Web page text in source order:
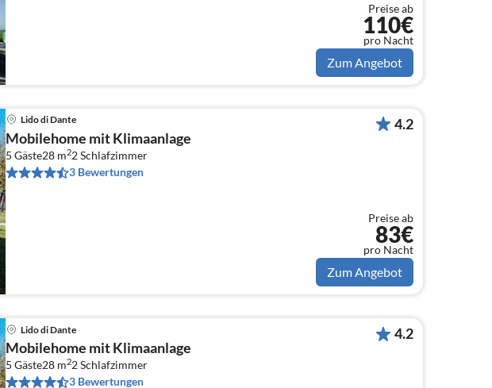
Preise ab
110€
pro Nacht
Zum Angebot
Lido di Dante
Mobilehome mit Klimaanlage
5 Gäste28 m22Schlafzimmer
3 Bewertungen
4.2
Preise ab
83€
pro Nacht
Zum Angebot
Lido di Dante
Mobilehome mit Klimaanlage
5 Gäste28 m22Schlafzimmer
3 Bewertungen
4.2